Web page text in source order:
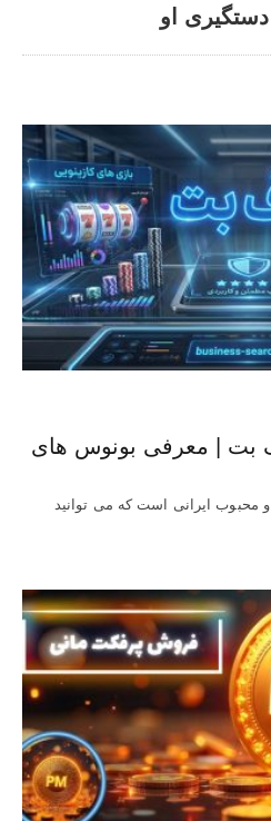
او
| معرفی بونوس‌ های
محبوب ایرانی است که می توانید